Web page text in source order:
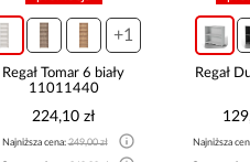
+1
Regał Tomar 6 biały
11011440
224,10 zł
Najniższa cena:249,00 zł
Regał
Najniższa